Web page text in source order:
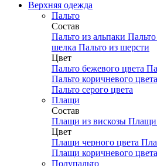
Верхняя одежда
Пальто
Состав
Пальто из альпаки
шелка Пальто из шерсти
Цвет
Пальто бежевого цвета
Пальто коричневого цвета
Пальто серого цвета
Плащи
Состав
Плащи из вискозы Плащи
Цвет
Плащи черного цвета
Плащи коричневого цвета
Полупальто